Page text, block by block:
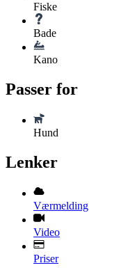
Fiske
Bade
Kano
Passer for
Hund
Lenker
Værmelding
Video
Priser